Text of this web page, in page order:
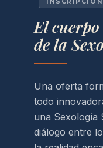
El
de la
Una oferta
todo
una Sexología
diálogo entre